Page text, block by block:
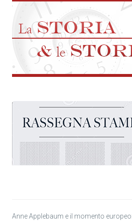
Anne Applebaum e il momento